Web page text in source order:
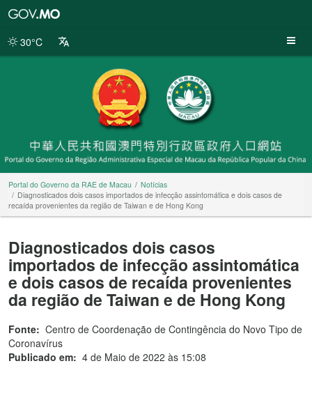
da
30°C
Portal do Governo da RAE de Macau
Notícias
Diagnosticados dois casos importados de infecção assintomática e dois casos de
recaída provenientes da região de Taiwan e de Hong Kong
Diagnosticados dois casos
importados de infecção assintomática
e dois casos de recaída provenientes
da região de Taiwan e de Hong Kong
Fonte: Centro de Coordenação de Contingência do Novo Tipo de
Coronavírus
Publicado em: 4 de Maio de 2022 às 15:08